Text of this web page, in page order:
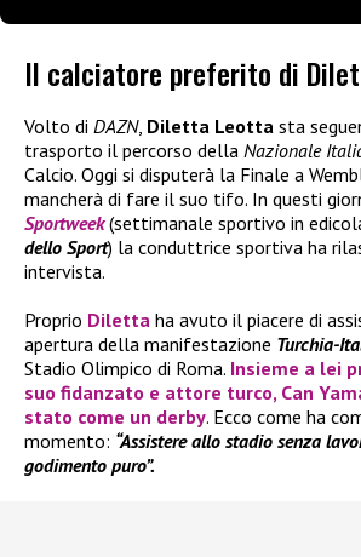
Il calciatore preferito di
Volto di DAZN, Diletta Leotta sta
trasporto il percorso della Nazionale
Calcio. Oggi si disputerà la Finale a
mancherà di fare il suo tifo. In questi
Sportweek (settimanale sportivo in
dello Sport) la conduttrice sportiva ha
intervista.
Proprio Diletta ha avuto il piacere di
apertura della manifestazione Turchia-
Stadio Olimpico di Roma. Insieme a lei
suo fidanzato e attore turco, Can
stato come un derby. Ecco come ha
momento: “Assistere allo stadio senza
godimento puro”.